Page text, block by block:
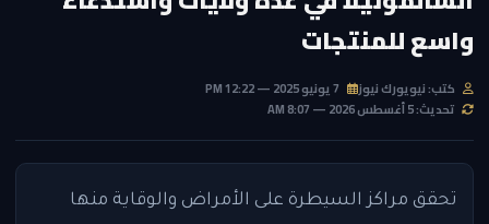
واسع للمنتجات
كتب: نيويورك نيوز
تحديث: 5 أغسطس 2026 — 8:07 AM
تحقق مراكز السيطرة على الأمراض والوقاية منها